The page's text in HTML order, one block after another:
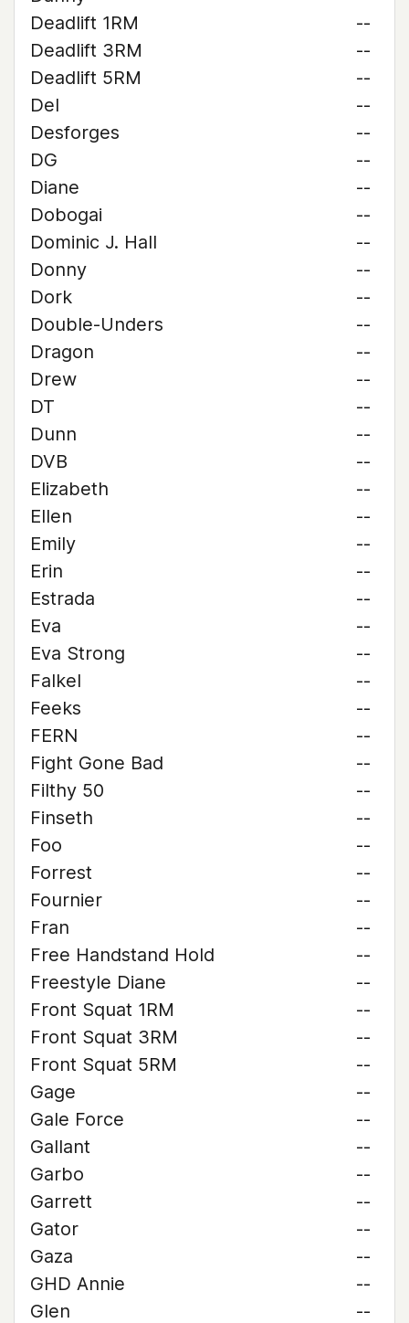
Deadlift 1RM
--
Deadlift 3RM
--
Deadlift 5RM
--
Del
--
Desforges
--
DG
--
Diane
--
Dobogai
--
Dominic J. Hall
--
Donny
--
Dork
--
Double-Unders
--
Dragon
--
Drew
--
DT
--
Dunn
--
DVB
--
Elizabeth
--
Ellen
--
Emily
--
Erin
--
Estrada
--
Eva
--
Eva Strong
--
Falkel
--
Feeks
--
FERN
--
Fight Gone Bad
--
Filthy 50
--
Finseth
--
Foo
--
Forrest
--
Fournier
--
Fran
--
Free Handstand Hold
--
Freestyle Diane
--
Front Squat 1RM
--
Front Squat 3RM
--
Front Squat 5RM
--
Gage
--
Gale Force
--
Gallant
--
Garbo
--
Garrett
--
Gator
--
Gaza
--
GHD Annie
--
Glen
--